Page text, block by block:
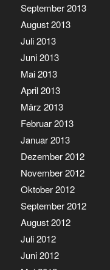
September 2013
August 2013
Juli 2013
Juni 2013
Mai 2013
April 2013
März 2013
Februar 2013
Januar 2013
Dezember 2012
November 2012
Oktober 2012
September 2012
August 2012
Juli 2012
Juni 2012